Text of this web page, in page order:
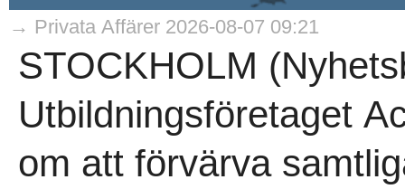
→ Privata Affärer 2026-08-07 09:21
STOCKHOLM
Utbildningsföretaget
om att förvärva